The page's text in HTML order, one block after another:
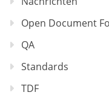
Open Document
QA
Standards
TDF